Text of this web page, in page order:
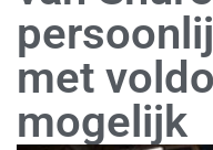
met
mogelijk